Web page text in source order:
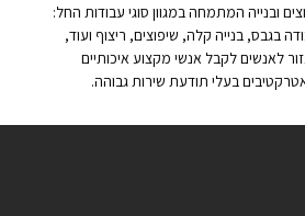
ובנייה המתמחה במגוון סוגי עבודות החל:
בגבס, בנייה קלה, שיפוצים, ריצוף ועוד,
לאנשים לקבל אנשי מקצוע איכותיים
בעלי תודעת שירות גבוהה.